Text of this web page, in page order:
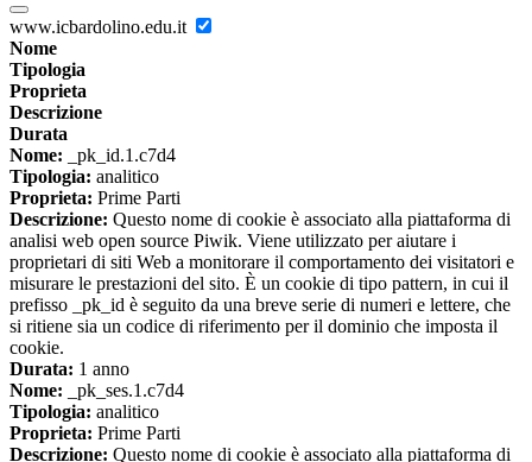
www.icbardolino.edu.it
Nome
Tipologia
Proprieta
Descrizione
Durata
Nome: _pk_id.1.c7d4
Tipologia: analitico
Proprieta: Prime Parti
Descrizione: Questo nome di cookie è associato alla piattaforma di
analisi web open source Piwik. Viene utilizzato per aiutare i
proprietari di siti Web a monitorare il comportamento dei visitatori e
misurare le prestazioni del sito. È un cookie di tipo pattern, in cui il
prefisso _pk_id è seguito da una breve serie di numeri e lettere, che
si ritiene sia un codice di riferimento per il dominio che imposta il
cookie.
Durata: 1 anno
Nome: _pk_ses.1.c7d4
Tipologia: analitico
Proprieta: Prime Parti
Descrizione: Questo nome di cookie è associato alla piattaforma di